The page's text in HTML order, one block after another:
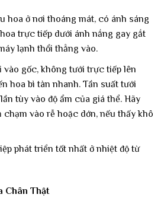
hoa ở nơi thoáng mát, có ánh sáng
trực tiếp dưới ánh nắng gay gắt
lạnh thổi thẳng vào.
vào gốc, không tưới trực tiếp lên
hoa bì tàn nhanh. Tần suất tưới
tùy vào độ ẩm của giá thể. Hãy
vào rễ hoặc dớn, nếu thấy khô
phát triển tốt nhất ở nhiệt độ từ
Chân Thật